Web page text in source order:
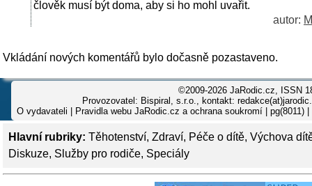
Hlavní rubriky: Těhotenství, Zdraví, Péče o dítě, Výchova
Diskuze, Služby pro rodiče, Speciály
člověk musí být doma, aby si ho mohl uvařit.
autor:
Vkládání nových komentářů bylo dočasně pozastaveno.
©2009-2026 JaRodic.cz, ISSN
Provozovatel: Bispiral, s.r.o., kontakt:
O vydavateli
Pravidla webu JaRodic.cz a ochrana soukromí| pg(8011) |